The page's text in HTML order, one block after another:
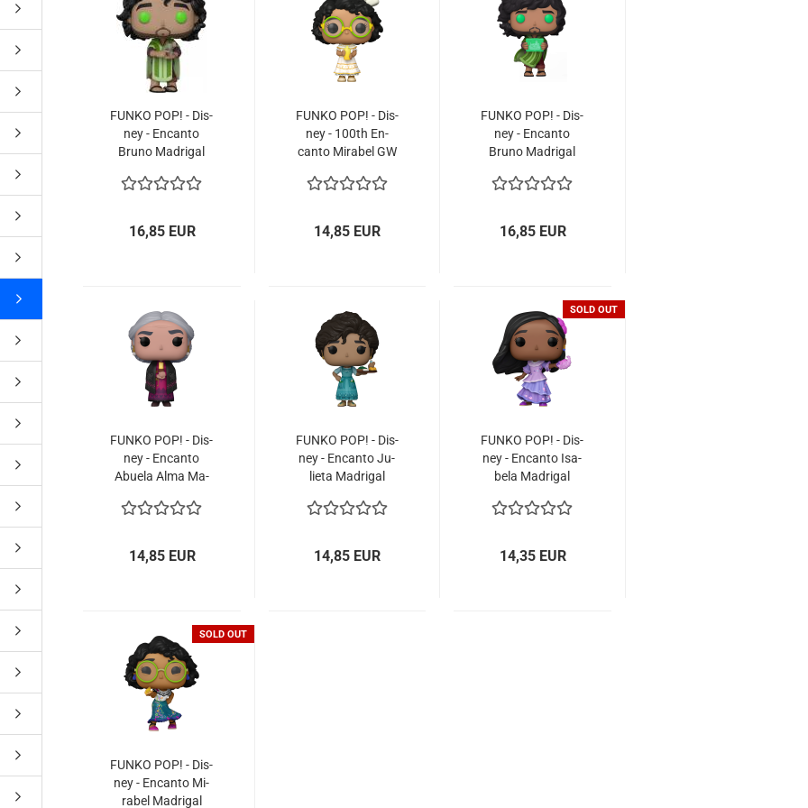
Subjects
Hersteller
FUNKO POP! - Dis­
ney - En­can­to
Bruno Ma­dri­gal
cial Edi­ti­on
16,85 EUR
FUNKO POP! - Dis­
ney - 100th En­
can­to Mi­ra­bel GW
14,85 EUR
FUNKO POP! - Dis­
ney - En­can­to
Bruno Ma­dri­gal
cy#1425 Spe­cial
16,85 EUR
FUNKO POP! - Dis­
ney - En­can­to
Abue­la Alma Ma­
14,85 EUR
FUNKO POP! - Dis­
ney - En­can­to Ju­
lie­ta Ma­dri­gal
14,85 EUR
SOLD OUT
FUNKO POP! - Dis­
ney - En­can­to Isa­
be­la Ma­dri­gal
14,35 EUR
SOLD OUT
FUNKO POP! - Dis­
ney - En­can­to Mi­
ra­bel Ma­dri­gal